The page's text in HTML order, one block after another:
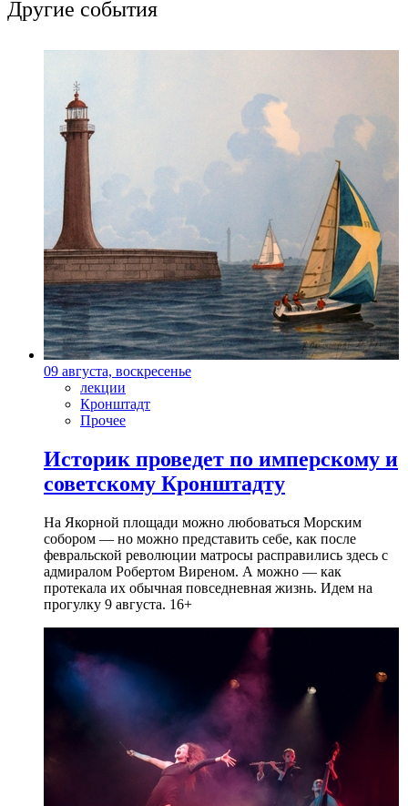
Другие события
09 августа, воскресенье
лекции
Кронштадт
Прочее
Историк проведет по имперскому и
советскому Кронштадту
На Якорной площади можно любоваться Морским
собором — но можно представить себе, как после
февральской революции матросы расправились здесь с
адмиралом Робертом Виреном. А можно — как
протекала их обычная повседневная жизнь. Идем на
прогулку 9 августа. 16+